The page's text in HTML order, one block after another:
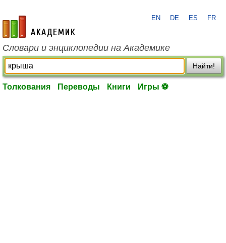
academic.ru
EN DE ES FR
Словари и энциклопедии на Академике
Найти!
Толкования Переводы Книги Игры ⚽